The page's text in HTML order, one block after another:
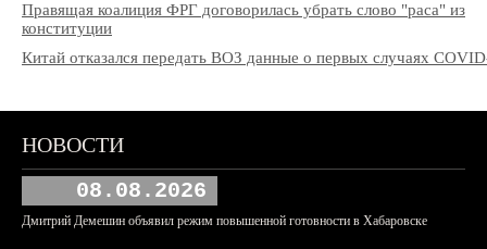
Правящая коалиция ФРГ договорилась убрать слово "раса" из
конституции
Китай отказался передать ВОЗ данные о первых случаях
НОВОСТИ
08.08.2026
Дмитрий Демешин объявил режим повышенной готовности в Хабаровске